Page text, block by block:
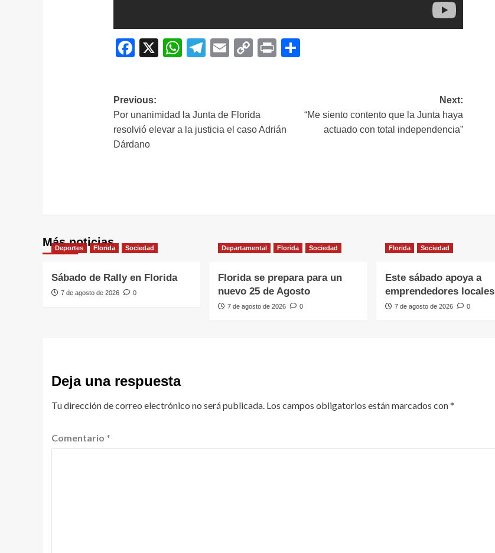
Facebook
X WhatsApp
Telegram
EmailCopyPrint
Navegación
de
entradas
Previous:
Por unanimidad la Junta de Florida
resolvió elevar a la justicia el caso Adrián
Dárdano
Next:
“Me siento contento que la Junta haya
actuado con total independencia”
Más noticias
Deportes Florida Sociedad
Sábado de Rally en Florida
7 de agosto de 2026 0
Departamental Florida Sociedad
Florida se prepara para un
nuevo 25 de Agosto
7 de agosto de 2026 0
Florida Sociedad
Este sábado apoya a
emprendedores locales
7 de agosto de 2026 0
Deja una respuesta
Tu dirección de correo electrónico no será publicada. Los campos obligatorios están marcados con*
Comentario *